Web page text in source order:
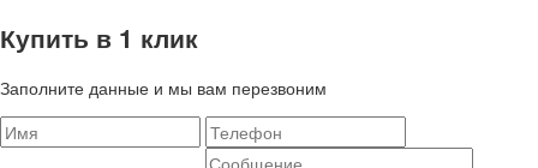
Купить в 1 клик
Заполните данные и мы вам перезвоним